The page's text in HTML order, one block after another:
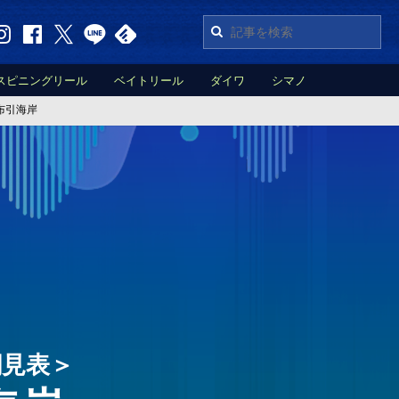
ピニングリール ベイトリール ダイワ シマノ
引海岸
表＞